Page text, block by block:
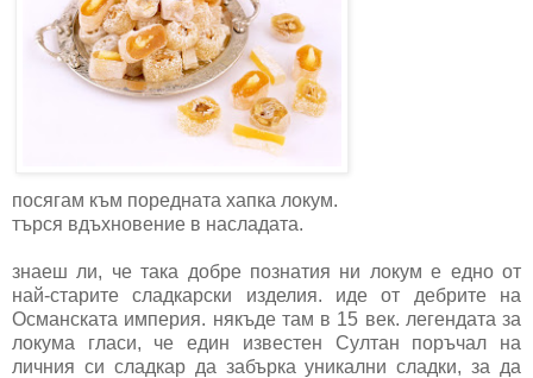
посягам към поредната хапка локум.
търся вдъхновение в насладата.
знаеш ли, че така добре познатия ни локум е едно от
най-старите сладкарски изделия. иде от дебрите на
Османската империя. някъде там в 15 век. легендата за
локума гласи, че един известен Султан поръчал на
личния си сладкар да забърка уникални сладки, за да